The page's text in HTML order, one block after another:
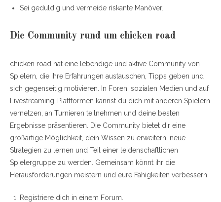
Sei geduldig und vermeide riskante Manöver.
Die Community rund um chicken road
chicken road hat eine lebendige und aktive Community von
Spielern, die ihre Erfahrungen austauschen, Tipps geben und
sich gegenseitig motivieren. In Foren, sozialen Medien und auf
Livestreaming-Plattformen kannst du dich mit anderen Spielern
vernetzen, an Turnieren teilnehmen und deine besten
Ergebnisse präsentieren. Die Community bietet dir eine
großartige Möglichkeit, dein Wissen zu erweitern, neue
Strategien zu lernen und Teil einer leidenschaftlichen
Spielergruppe zu werden. Gemeinsam könnt ihr die
Herausforderungen meistern und eure Fähigkeiten verbessern.
Registriere dich in einem Forum.